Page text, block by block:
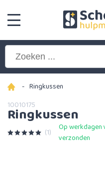
- Ringkussen
10010175
Ringkussen
(1)
Op werkdagen
verzonden